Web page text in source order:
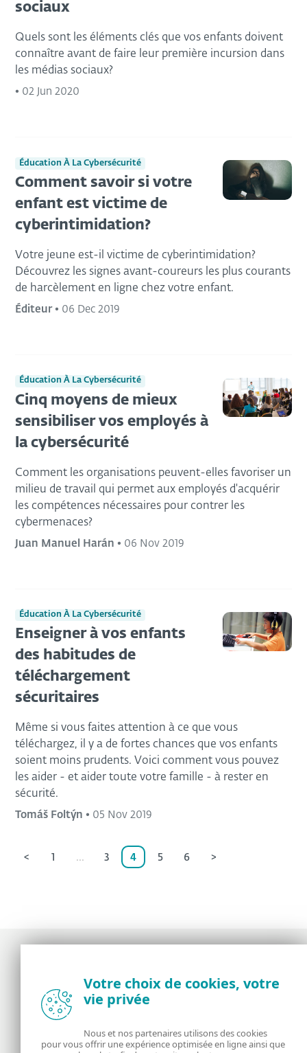
sociaux
Quels sont les éléments clés que vos enfants doivent
connaître avant de faire leur première incursion dans
les médias sociaux?
• 02 Jun 2020
Éducation À La Cybersécurité
Comment savoir si votre
enfant est victime de
cyberintimidation?
Votre jeune est-il victime de cyberintimidation?
Découvrez les signes avant-coureurs les plus courants
de harcèlement en ligne chez votre enfant.
Éditeur• 06 Dec 2019
Éducation À La Cybersécurité
Cinq moyens de mieux
sensibiliser vos employés à
la cybersécurité
Comment les organisations peuvent-elles favoriser un
milieu de travail qui permet aux employés d'acquérir
les compétences nécessaires pour contrer les
cybermenaces?
Juan Manuel Harán • 06 Nov 2019
Éducation À La Cybersécurité
Enseigner à vos enfants
des habitudes de
téléchargement
sécuritaires
Même si vous faites attention à ce que vous
téléchargez, il y a de fortes chances que vos enfants
soient moins prudents. Voici comment vous pouvez
les aider - et aider toute votre famille - à rester en
sécurité.
Tomáš Foltýn • 05 Nov 2019
< 1 ... 3 4 5 6 >
Actualités, opinions et astuces de la
communauté de sécurité d’ESET
ESET
Votre choix de cookies, votre
vie privée
Nous et nos partenaires utilisons des cookies
pour vous offrir une expérience optimisée en ligne ainsi que